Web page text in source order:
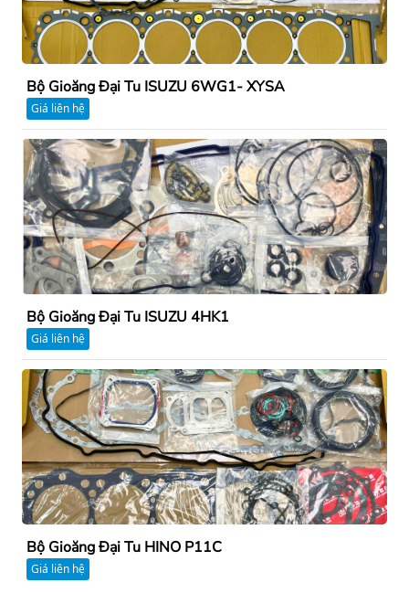
Bộ Gioăng Đại Tu ISUZU 6WG1- XYSA
Giá liên hệ
Bộ Gioăng Đại Tu ISUZU 4HK1
Giá liên hệ
Bộ Gioăng Đại Tu HINO P11C
Giá liên hệ